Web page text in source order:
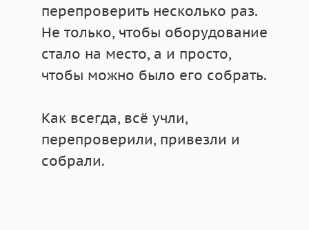
перепроверить несколько раз.
Не только, чтобы оборудование
стало на место, а и просто,
чтобы можно было его собрать.
Как всегда, всё учли,
перепроверили, привезли и
собрали.